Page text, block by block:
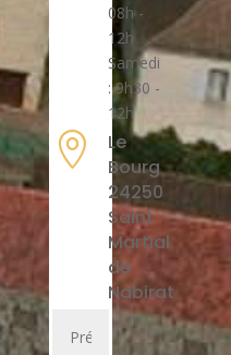
08h -
12h
Samedi
: 9h30 -
12h

Le
Bourg
24250
Saint
Martial
de
Nabirat